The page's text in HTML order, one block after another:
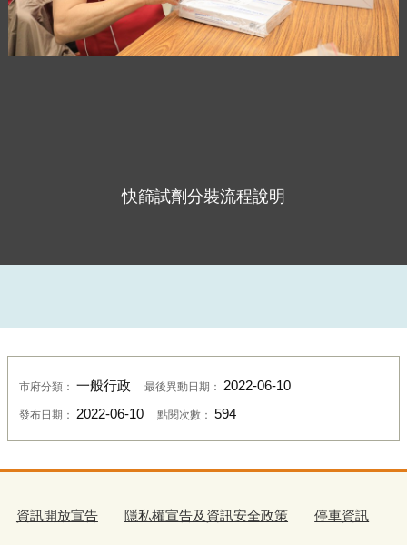
快篩試劑分裝流程說明
市府分類： 一般行政 最後異動日期： 2022-06-10
發布日期： 2022-06-10 點閱次數： 594
資訊開放宣告 隱私權宣告及資訊安全政策 停車資訊